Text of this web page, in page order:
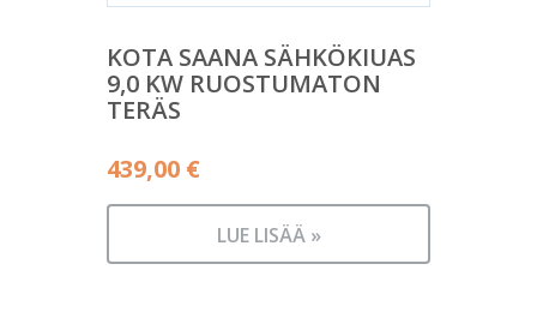
KOTA SAANA SÄHKÖKIUAS
9,0 KW RUOSTUMATON
TERÄS
439,00 €
LUE LISÄÄ »